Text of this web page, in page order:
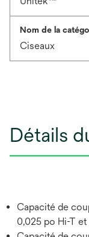
Nom de la
Ciseaux
Détails
Capacité de
0,025 po Hi-T